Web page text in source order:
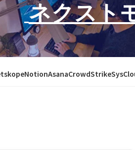
ネクスト
NotionAsanaCrowdStrike